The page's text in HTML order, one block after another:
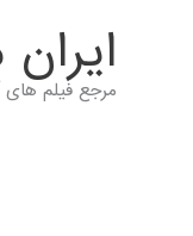
مرجع فیلم